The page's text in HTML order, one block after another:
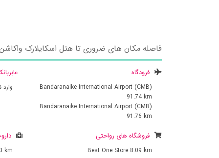
فاصله مکان های ضروری تا هتل اسکایلارک
فرودگاه
Bandaranaike International Airport (CMB)
91.74 km
Bandaranaike International Airport (CMB)
91.76 km
فروشگاه های رواحتی
Best One Store 8.09 km
km